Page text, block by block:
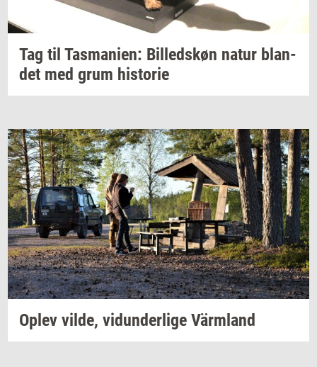
Tag til Tas­ma­ni­en: Bil­leds­køn natur blan­
det med grum hi­sto­rie
Oplev vilde, vi­dun­der­li­ge Värmland